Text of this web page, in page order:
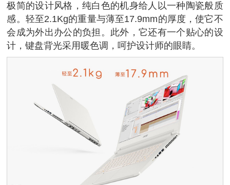
极简的设计风格，纯白色的机身给人以一种陶瓷般质
感。轻至2.1Kg的重量与薄至17.9mm的厚度，使它不
会成为外出办公的负担。此外，它还有一个贴心的设
计，键盘背光采用暖色调，呵护设计师的眼睛。